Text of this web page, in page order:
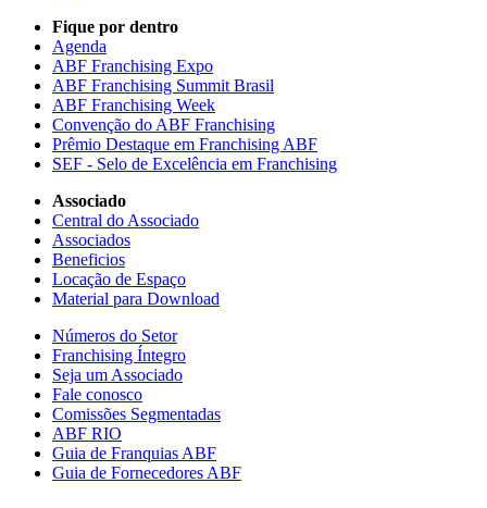
Fique por dentro
Agenda
ABF Franchising Expo
ABF Franchising Summit Brasil
ABF Franchising Week
Convenção do ABF Franchising
Prêmio Destaque em Franchising ABF
SEF - Selo de Excelência em Franchising
Associado
Central do Associado
Associados
Beneficios
Locação de Espaço
Material para Download
Números do Setor
Franchising Íntegro
Seja um Associado
Fale conosco
Comissões Segmentadas
ABF RIO
Guia de Franquias ABF
Guia de Fornecedores ABF